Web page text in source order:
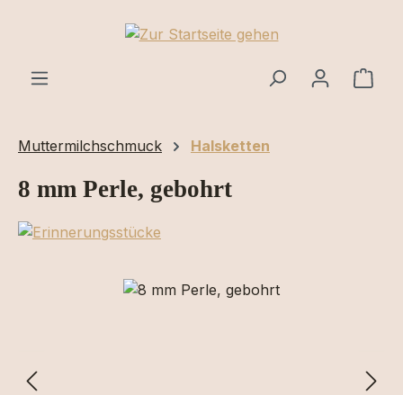
Zum Hauptinhalt springen
Muttermilchschmuck Halsketten
8 mm Perle, gebohrt
Bildergalerie überspringen